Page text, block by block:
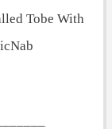
Tobe With
├_________